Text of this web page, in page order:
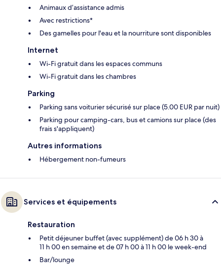
Animaux d’assistance admis
Avec restrictions*
Des gamelles pour l'eau et la nourriture sont disponibles
Internet
Wi-Fi gratuit dans les espaces communs
Wi-Fi gratuit dans les chambres
Parking
Parking sans voiturier sécurisé sur place (5.00 EUR par nuit)
Parking pour camping-cars, bus et camions sur place (des
frais s'appliquent)
Autres informations
Hébergement non-fumeurs
Services et équipements
Restauration
Petit déjeuner buffet (avec supplément) de 06 h 30 à
11 h 00 en semaine et de 07 h 00 à 11 h 00 le week-end
Bar/lounge